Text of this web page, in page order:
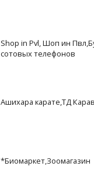
Shop in Pvl, Шоп ин
сотовых телефонов
Ашихара карате,ТД
*Биомаркет,Зоомагазин